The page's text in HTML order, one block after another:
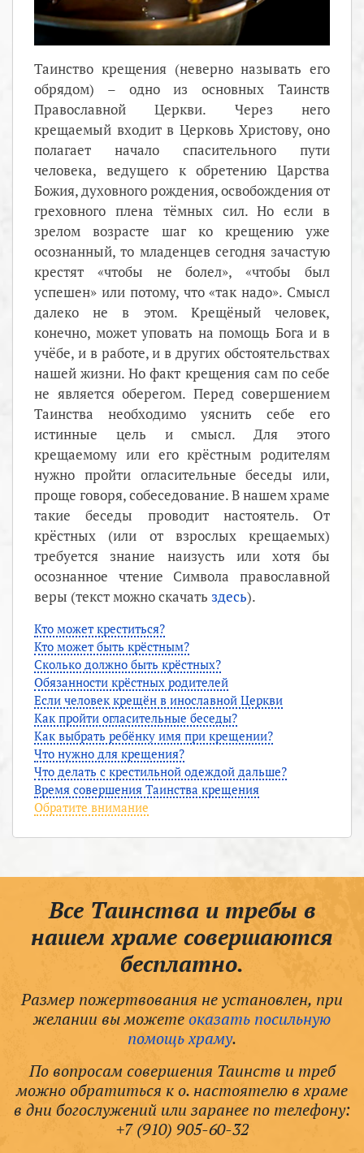
Таинство крещения (неверно называть его
обрядом) – одно из основных Таинств
Православной Церкви. Через него
крещаемый входит в Церковь Христову, оно
полагает начало спасительного пути
человека, ведущего к обретению Царства
Божия, духовного рождения, освобождения от
греховного плена тёмных сил. Но если в
зрелом возрасте шаг ко крещению уже
осознанный, то младенцев сегодня зачастую
крестят «чтобы не болел», «чтобы был
успешен» или потому, что «так надо». Смысл
далеко не в этом. Крещёный человек,
конечно, может уповать на помощь Бога и в
учёбе, и в работе, и в других обстоятельствах
нашей жизни. Но факт крещения сам по себе
не является оберегом. Перед совершением
Таинства необходимо уяснить себе его
истинные цель и смысл. Для этого
крещаемому или его крёстным родителям
нужно пройти огласительные беседы или,
проще говоря, собеседование. В нашем храме
такие беседы проводит настоятель. От
крёстных (или от взрослых крещаемых)
требуется знание наизусть или хотя бы
осознанное чтение Символа православной
веры (текст можно скачать здесь).
Кто может креститься?
Кто может быть крёстным?
Сколько должно быть крёстных?
Обязанности крёстных родителей
Если человек крещён в инославной Церкви
Как пройти огласительные беседы?
Как выбрать ребёнку имя при крещении?
Что нужно для крещения?
Что делать с крестильной одеждой дальше?
Время совершения Таинства крещения
Обратите внимание
Все Таинства и требы в
нашем храме совершаются
бесплатно.
Размер пожертвования не установлен, при
желании вы можетеоказать посильную
помощь храму.
По вопросам совершения Таинств и треб
можно обратиться к о. настоятелю в храме
в дни богослужений или заранее по телефону:
+7 (910) 905-60-32